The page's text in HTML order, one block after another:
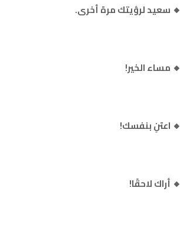
🔸 سعيد لرؤيتك مرة أخرى.
🔸 مساء الخير!
🔸 اعتنِ بنفسك!
🔸 أراك لاحقًا!